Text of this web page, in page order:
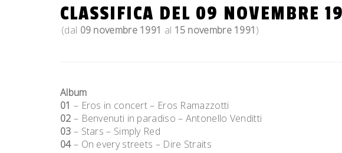
CLASSIFICA DEL 09 NOVEMBRE
(dal 09 novembre 1991 al 15 novembre 1991)
Album
01 – Eros in concert – Eros Ramazzotti
02 – Benvenuti in paradiso – Antonello Venditti
03 – Stars – Simply Red
04– On every streets – Dire Straits